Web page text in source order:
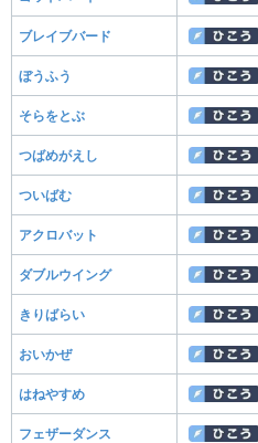
ブレイブバード
ぼうふう
そらをとぶ
つばめがえし
ついばむ
アクロバット
ダブルウイング
きりばらい
おいかぜ
はねやすめ
フェザーダンス